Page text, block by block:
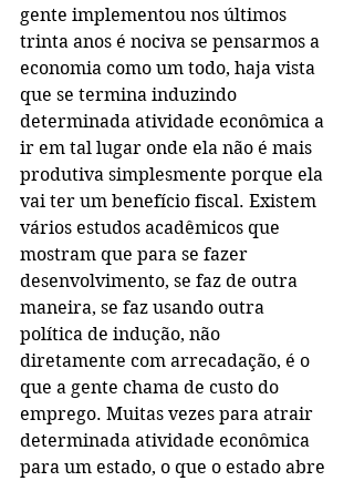
gente implementou nos últimos
trinta anos é nociva se pensarmos a
economia como um todo, haja vista
que se termina induzindo
determinada atividade econômica a
ir em tal lugar onde ela não é mais
produtiva simplesmente porque ela
vai ter um benefício fiscal. Existem
vários estudos acadêmicos que
mostram que para se fazer
desenvolvimento, se faz de outra
maneira, se faz usando outra
política de indução, não
diretamente com arrecadação, é o
que a gente chama de custo do
emprego. Muitas vezes para atrair
determinada atividade econômica
para um estado, o que o estado abre